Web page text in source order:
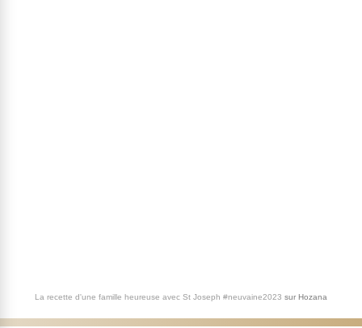
La recette d'une famille heureuse avec St Joseph #neuvaine2023 sur Hozana